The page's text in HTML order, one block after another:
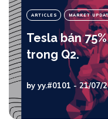
ARTICLES MARKET
Tesla bán
trong Q2.
by yy.#0101 - 21/07/